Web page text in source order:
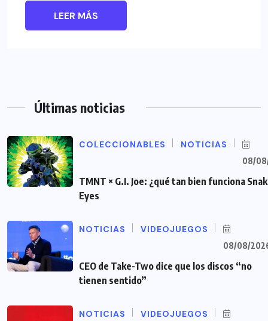
LEER MÁS
Últimas noticias
COLECCIONABLES NOTICIAS
08/
TMNT × G.I. Joe: ¿qué tan bien funciona
Eyes
NOTICIAS VIDEOJUEGOS
08/08/
CEO de Take-Two dice que los discos “no
tienen sentido”
NOTICIAS VIDEOJUEGOS